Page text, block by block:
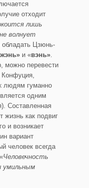
отходит
лишь
волнует
Цзюнь-
жэнь» и «вэнь».
можно перевести
Конфуция,
людям гуманно
одним
Составленная
жизнь как подвиг
и возникает
вариант
человек всегда
Человечность
умильным